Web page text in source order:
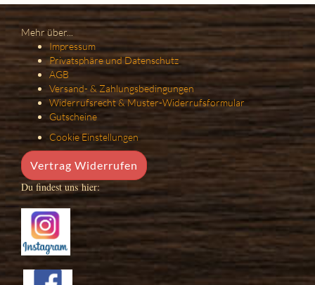
Mehr über...
Impressum
Privatsphäre und Datenschutz
AGB
Versand- & Zahlungsbedingungen
Widerrufsrecht & Muster-Widerrufsformular
Gutscheine
Cookie Einstellungen
Vertrag Widerrufen
Du findest uns hier: